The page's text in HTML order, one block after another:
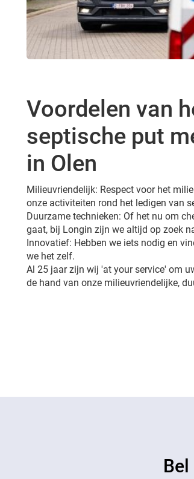
Voordelen van
septische put
in Olen
Milieuvriendelijk: Respect voor het
onze activiteiten rond het ledigen van
Duurzame technieken: Of het nu om
gaat, bij Longin zijn we altijd op zoek
Innovatief: Hebben we iets nodig en
we het zelf.
Al 25 jaar zijn wij 'at your service' om
de hand van onze milieuvriendelijke,